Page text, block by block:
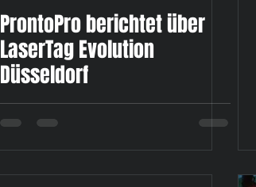
ProntoPro berichtet über
LaserTag Evolution
Düsseldorf